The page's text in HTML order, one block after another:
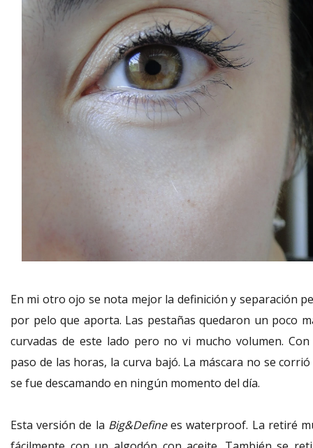
En mi otro ojo se nota mejor la definición y separación
por pelo que aporta. Las pestañas quedaron un poco
curvadas de este lado pero no vi mucho volumen.
paso de las horas, la curva bajó. La máscara no se
se fue descamando en ningún momento del día.
Esta versión de la Big&Definees waterproof. La retiré